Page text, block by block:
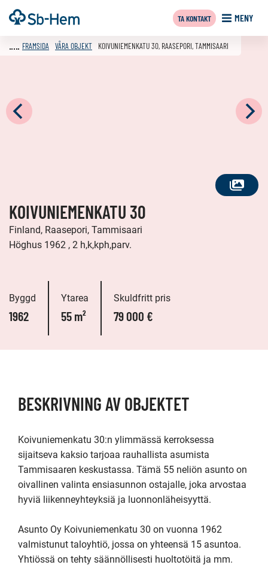
Till
innehållet
Framsida MENY
TA KONTAKT
SE
FRAMSIDA VÅRA OBJEKT KOIVUNIEMENKATU 30, RAASEPORI, TAMMISAARI
KOIVUNIEMENKATU 30
Finland, Raasepori, Tammisaari
Höghus 1962 , 2 h,k,kph,parv.
Byggd
1962
Ytarea
55 m²
Skuldfritt pris
79 000 €
BESKRIVNING AV OBJEKTET
Koivuniemenkatu 30:n ylimmässä kerroksessa
sijaitseva kaksio tarjoaa rauhallista asumista
Tammisaaren keskustassa. Tämä 55 neliön asunto on
oivallinen valinta ensiasunnon ostajalle, joka arvostaa
hyviä liikenneyhteyksiä ja luonnonläheisyyttä.
Asunto Oy Koivuniemenkatu 30 on vuonna 1962
valmistunut taloyhtiö, jossa on yhteensä 15 asuntoa.
Yhtiössä on tehty säännöllisesti huoltotöitä ja mm.